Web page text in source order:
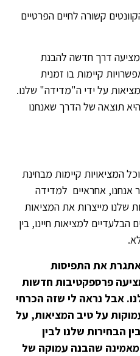
קשורה לחיים הפרטיים
מציעה דרך חדשה להבנת
קיימות בו זמנית
על ידי ה"מדידה" שלנו.
תוצאה של הדרך שאנחנו
המציאויות קיימות מבחינת
אנחנו, אחראיים למדידה
שלנו מייצרות את המציאות
הבלעדיים למציאות חיינו, בין
את התפיסות
פרספקטיבות חדשות
אבל נראה לי שזה הכרחי
על טיב המציאות, על
הבחירות שלנו לבין
מאמינה שהבנה עמוקה של